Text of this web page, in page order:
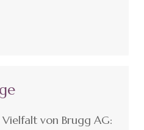
Vielfalt von Brugg AG: